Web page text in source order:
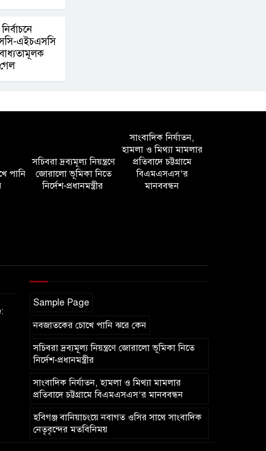
এইচএসসি
পানি
সচিবরা দ্রব্যমূল্য নিয়ন্ত্রণে
জোরালো ভূমিকা নিতে
নির্দেশ-প্রধানমন্ত্রীর
সাংবাদিক নির্যাতন,
হামলা ও মিথ্যা মামলার
প্রতিবাদে চট্টগ্রামে
বিএমএসএস’র
মানববন্ধন
Sample Page
নবজাতকের চোখে পানি ঝরে কেন
সচিবরা দ্রব্যমূল্য নিয়ন্ত্রণে জোরালো ভূমিকা নিতে
নির্দেশ-প্রধানমন্ত্রীর
সাংবাদিক নির্যাতন, হামলা ও মিথ্যা মামলার
প্রতিবাদে চট্টগ্রামে বিএমএসএস’র মানববন্ধন
হবিগঞ্জ বানিয়াচংয়ে নবাগত ওসির সাথে সাংবাদিক
নেতৃবৃন্দের মতবিনিময়